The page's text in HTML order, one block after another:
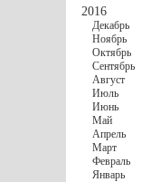
2016
Декабрь
Ноябрь
Октябрь
Сентябрь
Август
Июль
Июнь
Май
Апрель
Март
Февраль
Январь